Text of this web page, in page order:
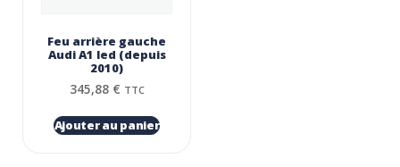
Feu arrière gauche
Audi A1 led (depuis
2010)
345,88 € TTC
Ajouter au panier